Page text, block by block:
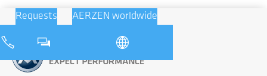
Requests AERZEN worldwide